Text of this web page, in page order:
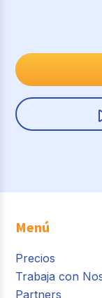
Menú
Precios
Trabaja con
Partners